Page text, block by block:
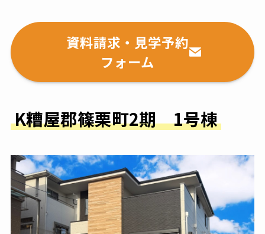
資料請求・見学予約
フォーム
K糟屋郡篠栗町2期 1号棟